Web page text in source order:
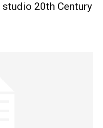
20th Century